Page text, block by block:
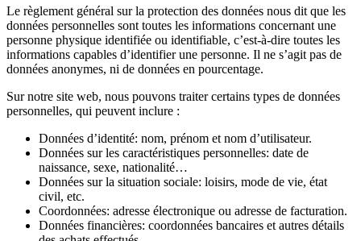
Le règlement général sur la protection des données nous dit que les
données personnelles sont toutes les informations concernant une
personne physique identifiée ou identifiable, c’est-à-dire toutes les
informations capables d’identifier une personne. Il ne s’agit pas de
données anonymes, ni de données en pourcentage.
Sur notre site web, nous pouvons traiter certains types de données
personnelles, qui peuvent inclure :
Données d’identité: nom, prénom et nom d’utilisateur.
Données sur les caractéristiques personnelles: date de
naissance, sexe, nationalité…
Données sur la situation sociale: loisirs, mode de vie, état
civil, etc.
Coordonnées: adresse électronique ou adresse de facturation.
Données financières: coordonnées bancaires et autres détails